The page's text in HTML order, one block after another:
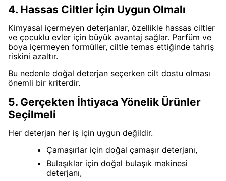
4. Hassas Ciltler İçin Uygun Olmalı
Kimyasal içermeyen deterjanlar, özellikle hassas ciltler
ve çocuklu evler için büyük avantaj sağlar. Parfüm ve
boya içermeyen formüller, ciltle temas ettiğinde tahriş
riskini azaltır.
Bu nedenle doğal deterjan seçerken cilt dostu olması
önemli bir kriterdir.
5. Gerçekten İhtiyaca Yönelik Ürünler
Seçilmeli
Her deterjan her iş için uygun değildir.
Çamaşırlar için doğal çamaşır deterjanı,
Bulaşıklar için doğal bulaşık makinesi
deterjanı,
İlk siparişinizde %10 indirimden
yararlanın ve duyurularımızdan ilk
siz haberdar olun.
Kullanım Koşullarını kabul ediyorum
E-posta adresinizi girerek pazarlama ve tanıtım ile ilgili iletişim almayı kabul
edersiniz ve Gizlilik Politikamızı okuduğunuzu ve kabul ettiğinizi onaylarsınız.